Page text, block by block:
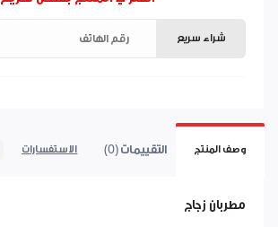
شراء سريع
وصف المنتج التقييمات (0) الاستفسارات
مطربان زجاج